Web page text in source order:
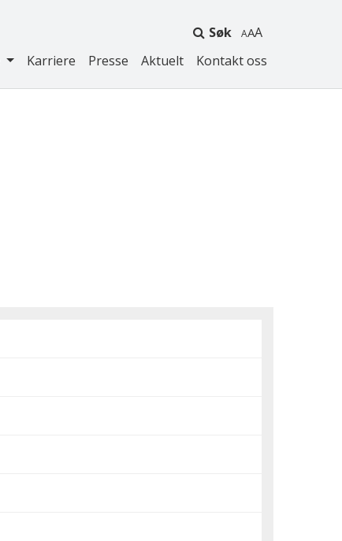
Søk A
Karriere Presse Aktuelt Kontakt oss